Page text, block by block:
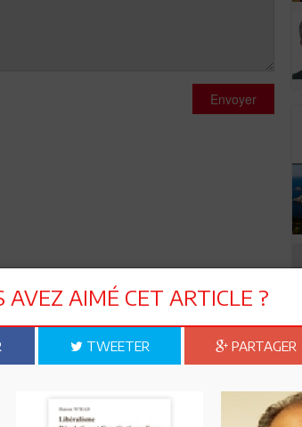
Envoyer
AVEZ AIMÉ CET ARTICLE ?
TWEETER PARTAGER